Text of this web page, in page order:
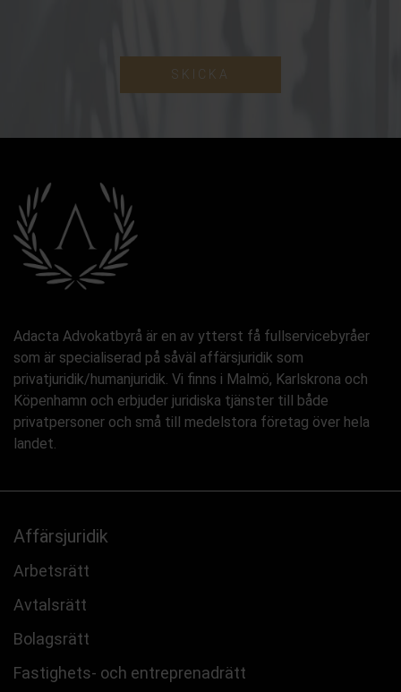
SKICKA
Adacta Advokatbyrå är en av ytterst få fullservicebyråer
som är specialiserad på såväl affärsjuridik som
privatjuridik/humanjuridik. Vi finns i Malmö, Karlskrona och
Köpenhamn och erbjuder juridiska tjänster till både
privatpersoner och små till medelstora företag över hela
landet.
Affärsjuridik
Arbetsrätt
Avtalsrätt
Bolagsrätt
Fastighets- och entreprenadrätt